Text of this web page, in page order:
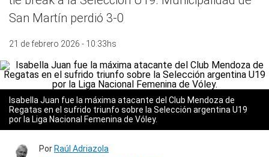
San Martín perdió 3-0
21 de febrero 2026 - 10:33hs
Isabella Juan fue la máxima atacante del Club Mendoza de
Regatas en el sufrido triunfo sobre la Selección argentina U19
por la Liga Nacional Femenina de Vóley.
Por Raúl Adriazola